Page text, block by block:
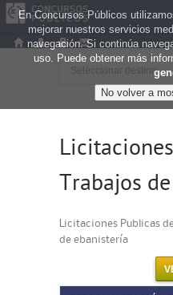
Trabajos
Licitaciones Publicas
de ebanistería
En Concursos Públicos
mejorar nuestros servicios
navegación. Si continúa
uso. Puede obtener más